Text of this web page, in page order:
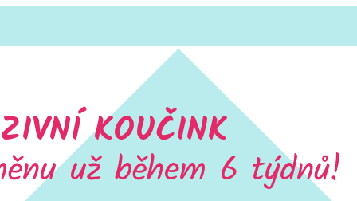
KOUČINK
už během 6 týdnů!